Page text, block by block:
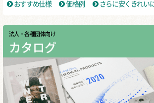
おすすめ仕様
価格例 さらに安くきれい
法人・各種団体向け
カタログ